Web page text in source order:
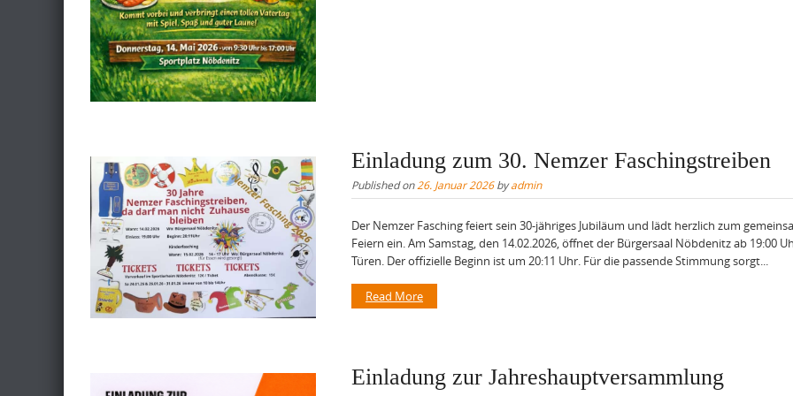
Einladung zum 30. Nemzer Faschingstreiben
Published on26. Januar 2026byadmin
Der Nemzer Fasching feiert sein 30-jähriges Jubiläum und lädt herzlich zum
Feiern ein. Am Samstag, den 14.02.2026, öffnet der Bürgersaal Nöbdenitz ab 19:00
Türen. Der offizielle Beginn ist um 20:11 Uhr. Für die passende Stimmung sorgt...
Read More
Einladung zur Jahreshauptversammlung